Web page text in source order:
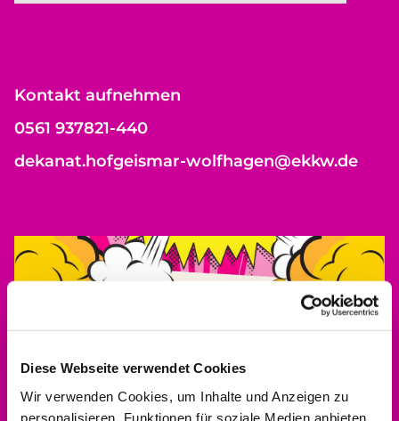
Diese Webseite verwendet Cookies
Wir verwenden Cookies, um Inhalte und Anzeigen zu
personalisieren, Funktionen für soziale Medien anbieten
Kontakt aufnehmen
0561 937821-440
dekanat.hofgeismar-wolfhagen@ekkw.de